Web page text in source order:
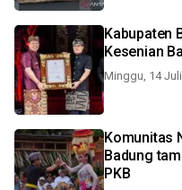
Kabupaten
Kesenian
Minggu, 14
Komunitas
Badung
PKB